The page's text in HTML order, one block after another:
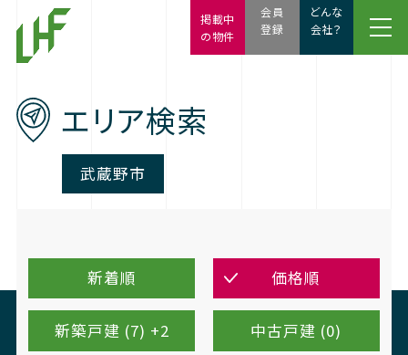
エリア検索
武蔵野市
新着順 価格順
新築戸建 (7) +2 中古戸建 (0)
会員
登録
どんな
会社？
掲載中
の物件